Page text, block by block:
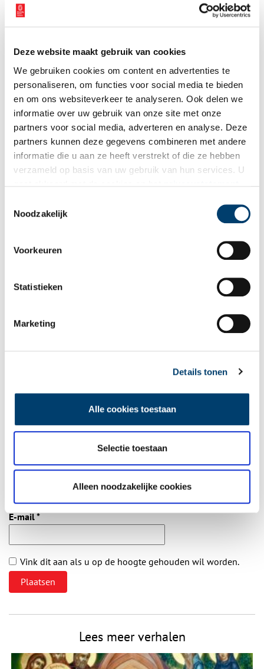
Deze website maakt gebruik van cookies
We gebruiken cookies om content en advertenties te
personaliseren, om functies voor social media te bieden
en om ons websiteverkeer te analyseren. Ook delen we
informatie over uw gebruik van onze site met onze
partners voor social media, adverteren en analyse. Deze
partners kunnen deze gegevens combineren met andere
informatie die u aan ze heeft verstrekt of die ze hebben
verzameld op basis van uw gebruik van hun services. U
Noodzakelijk
Voorkeuren
Statistieken
Marketing
Details tonen
Alle cookies toestaan
Selectie toestaan
Alleen noodzakelijke cookies
cultuur van de nieuwkomers aantrekkelijker, maar in ieder geval
krachtiger was dan die van de Friezen. De positie van zeevarende
ten opzichte van de Friese boeren. Echte migratie kunnen we
echter nooit uitsluiten, omdat we weten dat vele tienduizenden
Saksen in de vijfde eeuw overgestoken zijn naar Britannia en
daar een eind hebben gemaakt aan de Romeinse tradities volgens
welke het land nog steeds werd bestuurd.
Publicatiedatum: 15/11/2011
Wilt u op de hoogte blijven van de mooiste verhalen en het
wekelijkse nieuwsbrief!
Aanvullingen
Vul deze informatie aan of geef een reactie.
Naam*
E-mail*
Vink dit aan als u op de hoogte gehouden wil worden.
Lees meer verhalen